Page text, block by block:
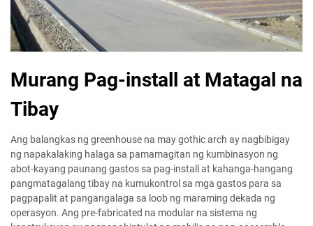
Murang Pag-install at Matagal na
Tibay
Ang balangkas ng greenhouse na may gothic arch ay nagbibigay
ng napakalaking halaga sa pamamagitan ng kumbinasyon ng
abot-kayang paunang gastos sa pag-install at kahanga-hangang
pangmatagalang tibay na kumukontrol sa mga gastos para sa
pagpapalit at pangangalaga sa loob ng maraming dekada ng
operasyon. Ang pre-fabricated na modular na sistema ng